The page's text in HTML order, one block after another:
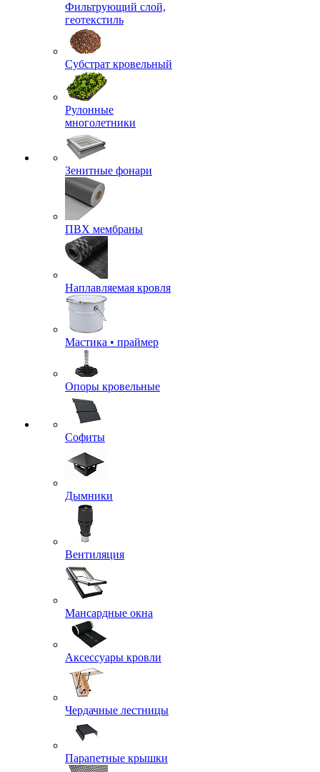
Фильтрующий слой,
геотекстиль
Субстрат кровельный
Рулонные
многолетники
Зенитные фонари
ПВХ мембраны
Наплавляемая кровля
Мастика • праймер
Опоры кровельные
Софиты
Дымники
Вентиляция
Мансардные окна
Аксессуары кровли
Чердачные лестницы
Парапетные крышки